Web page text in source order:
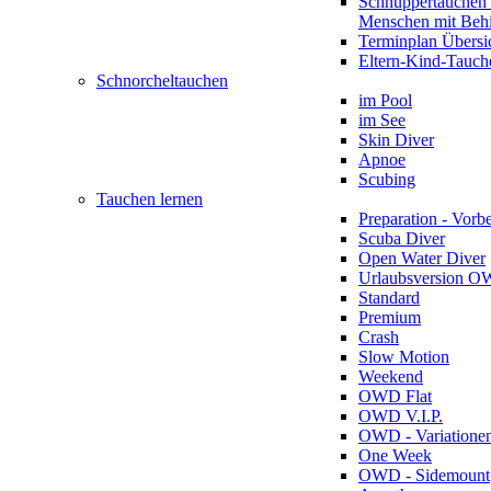
Menschen mit
Terminplan
Eltern-Kind-
Schnorcheltauchen
im Pool
im See
Skin Diver
Apnoe
Scubing
Tauchen lernen
Preparation -
Scuba Diver
Open Water Diver
Urlaubsversion
Standard
Premium
Crash
Slow Motion
Weekend
OWD Flat
OWD V.I.P.
OWD -
One Week
OWD - Sidemount